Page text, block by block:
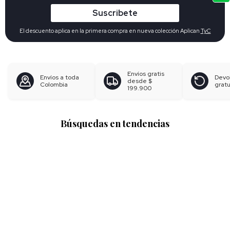
Suscribete
El descuento aplica en la primera compra en nueva colección Aplican TyC
Envíos a toda
Colombia
Envíos gratis
desde $
199.900
Búsquedas en tendencias